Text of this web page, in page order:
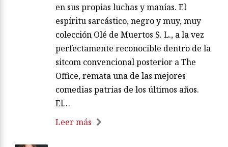
en sus propias luchas y manías. El
espíritu sarcástico, negro y muy, muy
colección Olé de Muertos S. L., a la vez
perfectamente reconocible dentro de la
sitcom convencional posterior a The
Office, remata una de las mejores
comedias patrias de los últimos años.
El…
Leer más